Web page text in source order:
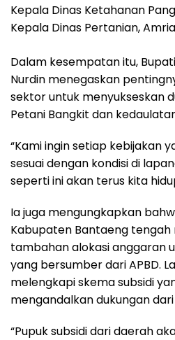
Kepala Dinas Ketahanan
Kepala Dinas Pertanian,
Dalam kesempatan itu,
Nurdin menegaskan
sektor untuk menyukseskan
Petani Bangkit dan
“Kami ingin setiap kebijakan
sesuai dengan kondisi di
seperti ini akan terus kita
Ia juga mengungkapkan
Kabupaten Bantaeng
tambahan alokasi anggaran
yang bersumber dari APBD.
melengkapi skema subsidi
mengandalkan dukungan
“Pupuk subsidi dari daerah